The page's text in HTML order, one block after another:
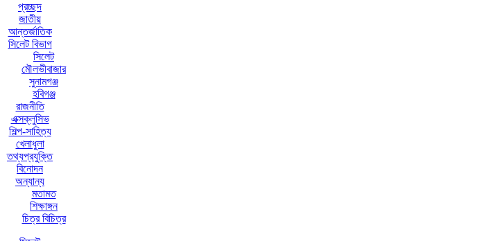
প্রচ্ছদ
জাতীয়
আন্তর্জাতিক
সিলেট বিভাগ
সিলেট
মৌলভীবাজার
সুনামগঞ্জ
হবিগঞ্জ
রাজনীতি
এক্সক্লুসিভ
শিল্প-সাহিত্য
খেলাধুলা
তথ্যপ্রযুক্তি
বিনোদন
অন্যান্য
মতামত
শিক্ষাঙ্গন
চিত্র বিচিত্র